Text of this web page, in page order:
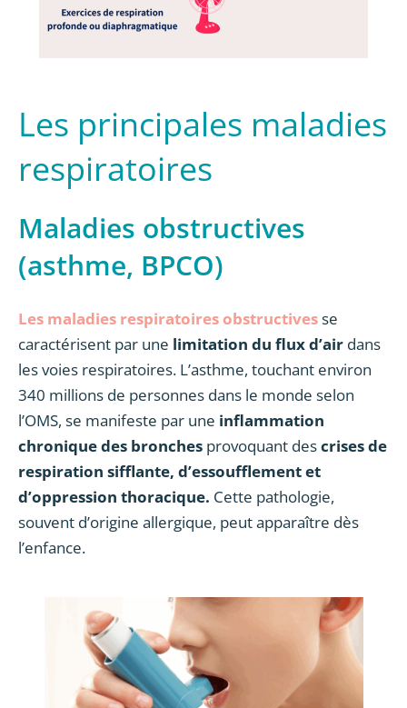
Les principales maladies
respiratoires
Maladies obstructives
(asthme, BPCO)
Les maladies respiratoires obstructivesse
caractérisent par une limitation du flux d’air dans
les voies respiratoires. L’asthme, touchant environ
340 millions de personnes dans le monde selon
l’OMS, se manifeste par une inflammation
chronique des bronches provoquant descrises de
respiration sifflante, d’essoufflement et
d’oppression thoracique. Cette pathologie,
souvent d’origine allergique, peut apparaître dès
l’enfance.